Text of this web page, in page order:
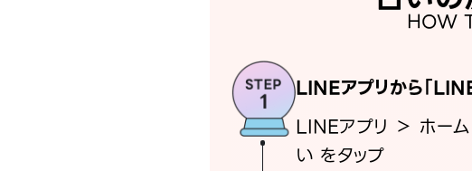
HOW
LINEアプリから「
LINEアプリ ＞ ホー
い をタップ